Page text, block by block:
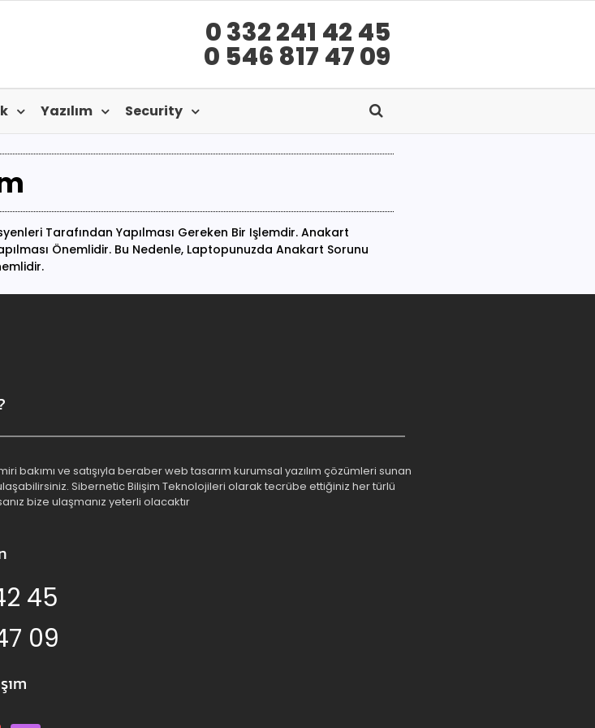
0 332 241 42 45
0 546 817 47 09
Yazılım Security
Tarafından Yapılması Gereken Bir Işlemdir. Anakart
Önemlidir. Bu Nedenle, Laptopunuzda Anakart Sorunu
ve satışıyla beraber web tasarım kurumsal yazılım çözümleri sunan
Sibernetic Bilişim Teknolojileri olarak tecrübe ettiğiniz her türlü
bize ulaşmanız yeterli olacaktır
45
09